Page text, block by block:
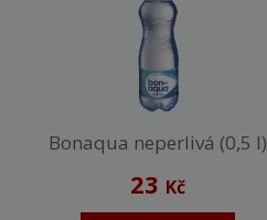
Bonaqua neperlivá (0,5 l)
23 Kč